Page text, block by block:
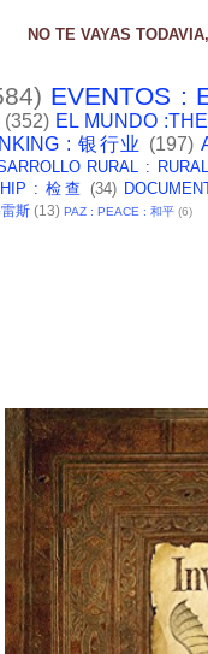
NO TE VAYAS
EVENTOS :
(352) EL MUNDO
: 银行业 (197)
RURAL :
: 检查 (34)
斯 (13) PAZ : PEACE : 和平 (6)